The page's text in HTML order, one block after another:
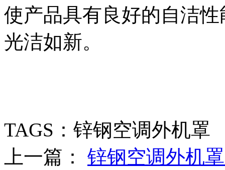
使产品具有良好的自洁
光洁如新。
TAGS：锌钢空调外机罩
上一篇： 锌钢空调外机